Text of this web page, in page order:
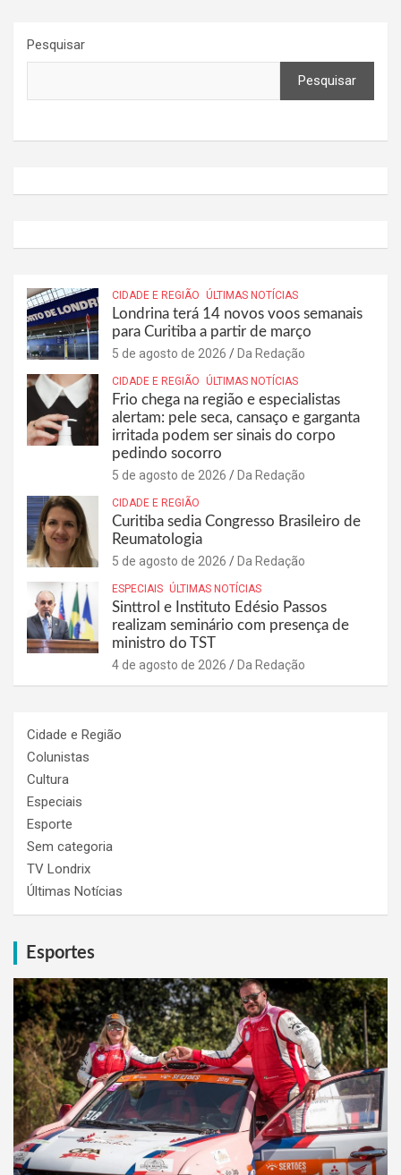
Pesquisar
Pesquisar
CIDADE E REGIÃO ÚLTIMAS NOTÍCIAS
Londrina terá 14 novos voos semanais
para Curitiba a partir de março
5 de agosto de 2026 Da Redação
CIDADE E REGIÃO ÚLTIMAS NOTÍCIAS
Frio chega na região e especialistas
alertam: pele seca, cansaço e garganta
irritada podem ser sinais do corpo
pedindo socorro
5 de agosto de 2026 Da Redação
CIDADE E REGIÃO
Curitiba sedia Congresso Brasileiro de
Reumatologia
5 de agosto de 2026 Da Redação
ESPECIAIS ÚLTIMAS NOTÍCIAS
Sinttrol e Instituto Edésio Passos
realizam seminário com presença de
ministro do TST
4 de agosto de 2026 Da Redação
Cidade e Região
Colunistas
Cultura
Especiais
Esporte
Sem categoria
TV Londrix
Últimas Notícias
Esportes